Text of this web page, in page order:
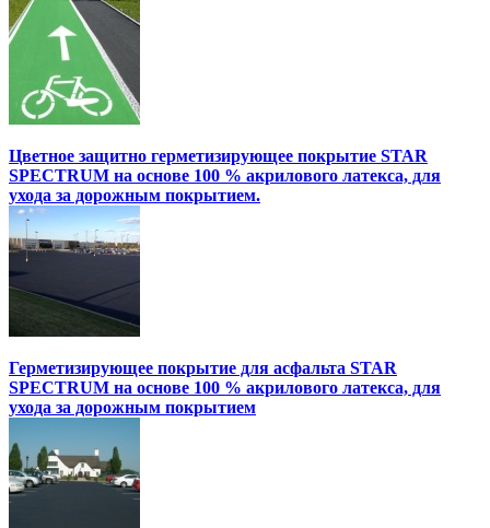
Цветное защитно герметизирующее покрытие STAR
SPECTRUM на основе 100 % акрилового латекса, для
ухода за дорожным покрытием.
Герметизирующее покрытие для асфальта STAR
SPECTRUM на основе 100 % акрилового латекса, для
ухода за дорожным покрытием